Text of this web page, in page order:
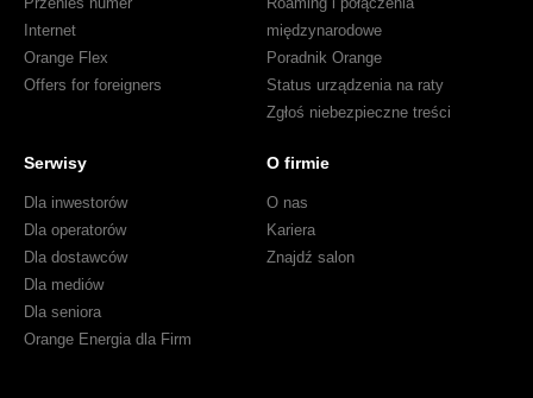
Internet
Orange Flex
Offers for foreigners
międzynarodowe
Poradnik Orange
Status urządzenia na raty
Zgłoś niebezpieczne treści
Serwisy
Dla inwestorów
Dla operatorów
Dla dostawców
Dla mediów
Dla seniora
Orange Energia dla Firm
O firmie
O nas
Kariera
Znajdź salon